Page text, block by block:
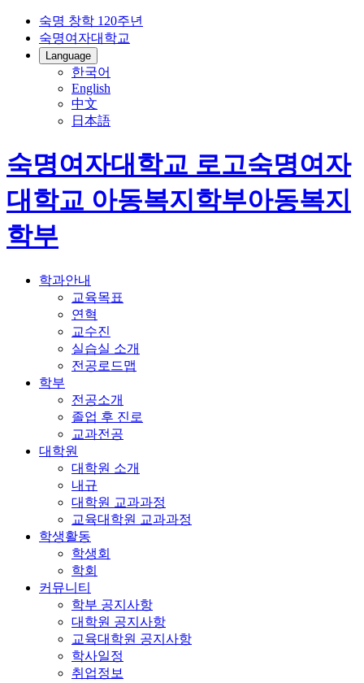
숙명 창학 120주년
숙명여자대학교
Language
한국어
English
中文
日本語
숙명여자대학교 로고숙명여자
대학교 아동복지학부아동복지
학부
학과안내
교육목표
연혁
교수진
실습실 소개
전공로드맵
학부
전공소개
졸업 후 진로
교과전공
대학원
대학원 소개
내규
대학원 교과과정
교육대학원 교과과정
학생활동
학생회
학회
커뮤니티
학부 공지사항
대학원 공지사항
교육대학원 공지사항
학사일정
취업정보